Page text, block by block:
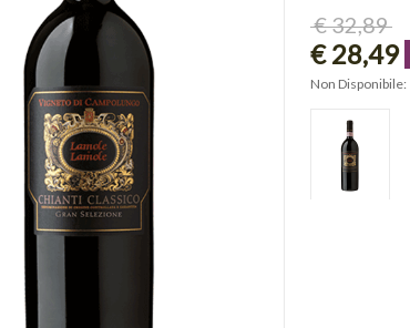
€ 32,89
€ 28,49
Non Disponibile: